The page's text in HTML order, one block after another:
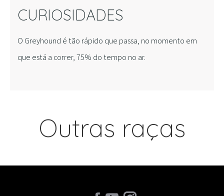
CURIOSIDADES
O Greyhound é tão rápido que passa, no momento em
que está a correr, 75% do tempo no ar.
Outras raças